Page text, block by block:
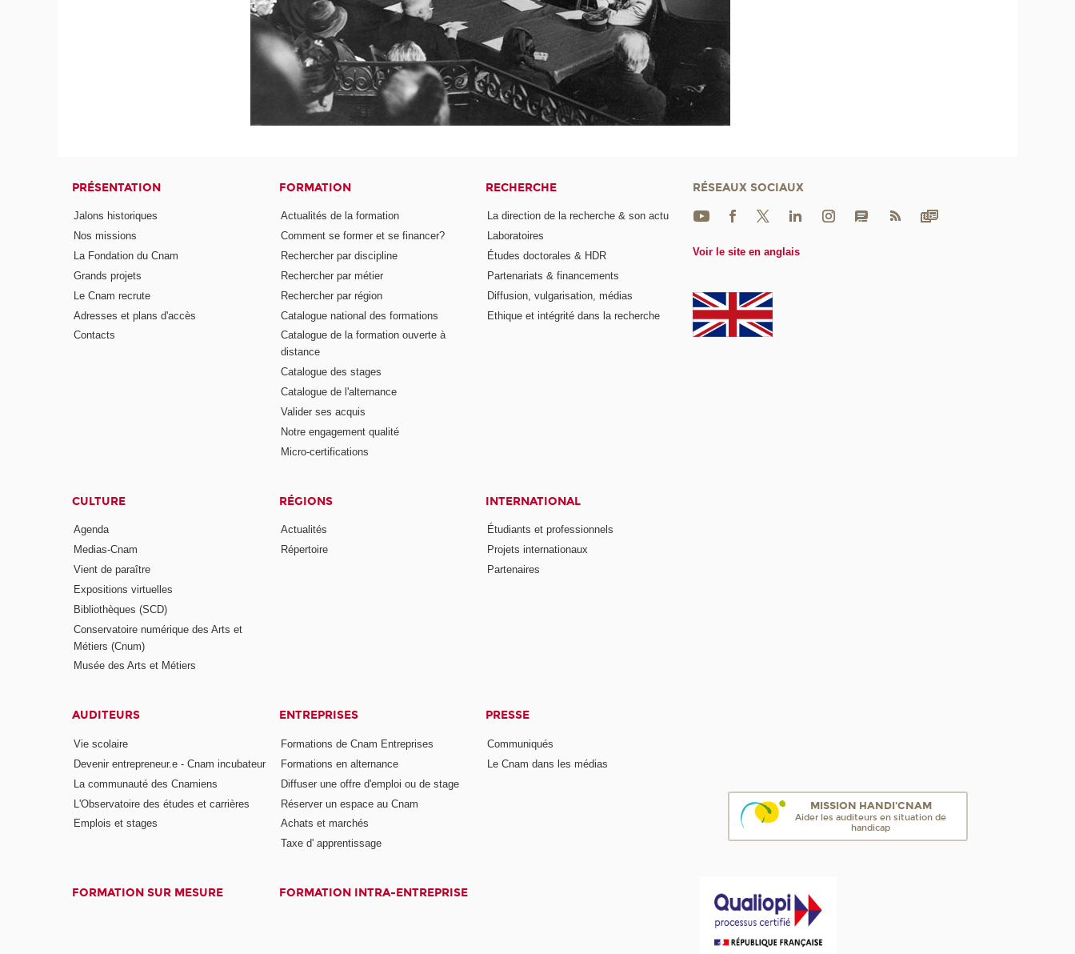
PRÉSENTATION
Jalons historiques
Nos missions
La Fondation du Cnam
Grands projets
Le Cnam recrute
Adresses et plans d'accès
Contacts
FORMATION
Actualités de la formation
Comment se former et se financer?
Rechercher par discipline
Rechercher par métier
Rechercher par région
Catalogue national des formations
Catalogue de la formation ouverte à
distance
Catalogue des stages
Catalogue de l'alternance
Valider ses acquis
Notre engagement qualité
Micro-certifications
RECHERCHE
La direction de la recherche & son actu
Laboratoires
Études doctorales & HDR
Partenariats & financements
Diffusion, vulgarisation, médias
Ethique et intégrité dans la recherche
CULTURE
Agenda
Medias-Cnam
Vient de paraître
Expositions virtuelles
Bibliothèques (SCD)
Conservatoire numérique des Arts et
Métiers (Cnum)
Musée des Arts et Métiers
RÉGIONS
Actualités
Répertoire
INTERNATIONAL
Étudiants et professionnels
Projets internationaux
Partenaires
AUDITEURS
Vie scolaire
Devenir entrepreneur.e - Cnam incubateur
La communauté des Cnamiens
L'Observatoire des études et carrières
Emplois et stages
ENTREPRISES
Formations de Cnam Entreprises
Formations en alternance
Diffuser une offre d'emploi ou de stage
Réserver un espace au Cnam
Achats et marchés
Taxe d' apprentissage
PRESSE
Communiqués
Le Cnam dans les médias
FORMATION SUR MESURE FORMATION INTRA-ENTREPRISE
RÉSEAUX SOCIAUX
Voir le site en anglais
MISSION HANDI'CNAM
Aider les auditeurs en situation de
handicap